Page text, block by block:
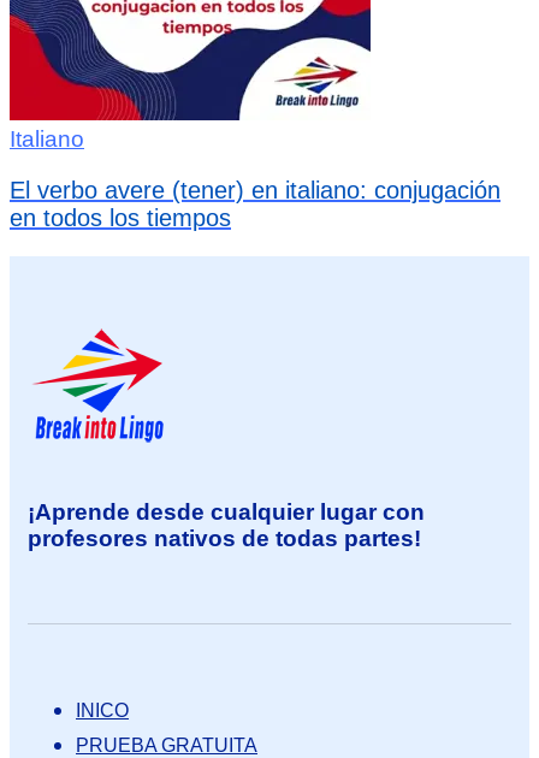
Italiano
El verbo avere (tener) en italiano: conjugación
en todos los tiempos
¡Aprende desde cualquier lugar con
profesores nativos de todas partes!
INICO
PRUEBA GRATUITA